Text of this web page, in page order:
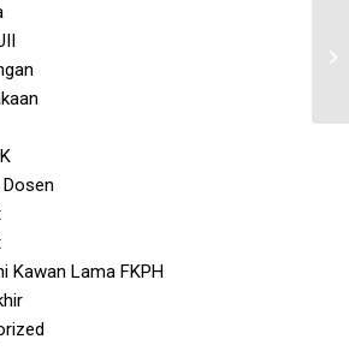
Kawan Lama FKPH